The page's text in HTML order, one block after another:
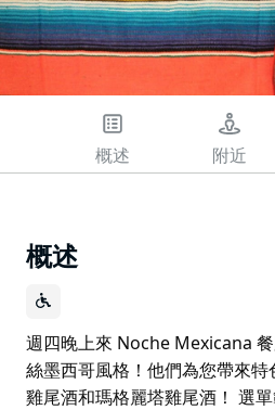
概述 附近
概述
週四晚上來 Noche Mexicana
絲墨西哥風格！他們為您帶來
雞尾酒和瑪格麗塔雞尾酒！ 選